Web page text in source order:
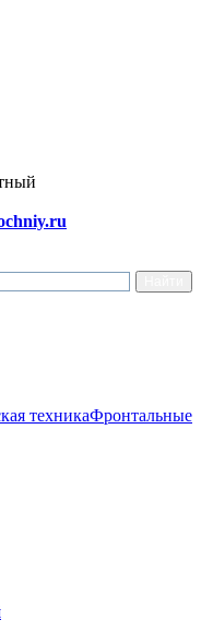
техникаФронтальные